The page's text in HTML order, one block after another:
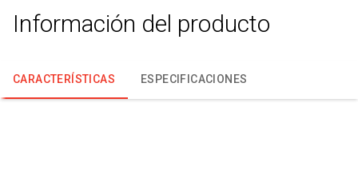
Información del producto
CARACTERÍSTICAS ESPECIFICACIONES